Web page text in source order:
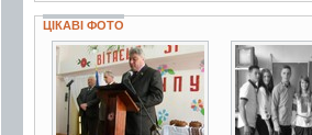
ЦІКАВІ ФОТО
3 фото 2 фото